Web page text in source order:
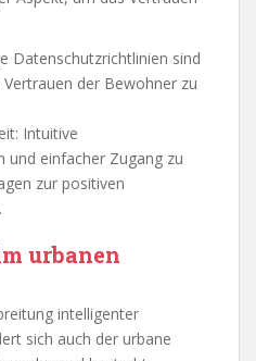
Datenschutzrichtlinien sind
der Bewohner zu
Intuitive
und einfacher Zugang zu
zur positiven
urbanen
intelligenter
sich auch der urbane